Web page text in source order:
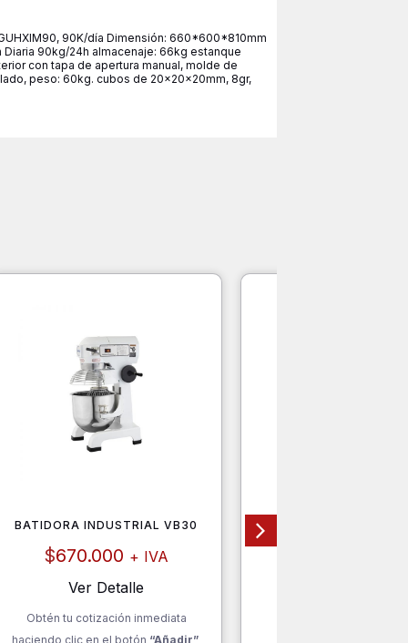
GUHXIM90, 90K/día Dimensión: 660*600*810mm
90kg/24h almacenaje: 66kg estanque
con tapa de apertura manual, molde de
peso: 60kg. cubos de 20x20x20mm, 8gr,
BATIDORA INDUSTRIAL VB30
$670.000 + IVA
Ver Detalle
Obtén tu cotización inmediata
haciendo clic en el botón “Añadir”
MARMITA HERVIDOR O